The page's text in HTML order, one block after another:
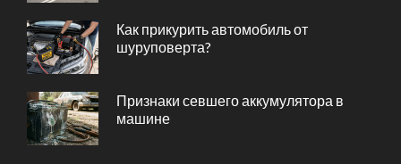
Как прикурить автомобиль от
шуруповерта?
Признаки севшего аккумулятора в
машине